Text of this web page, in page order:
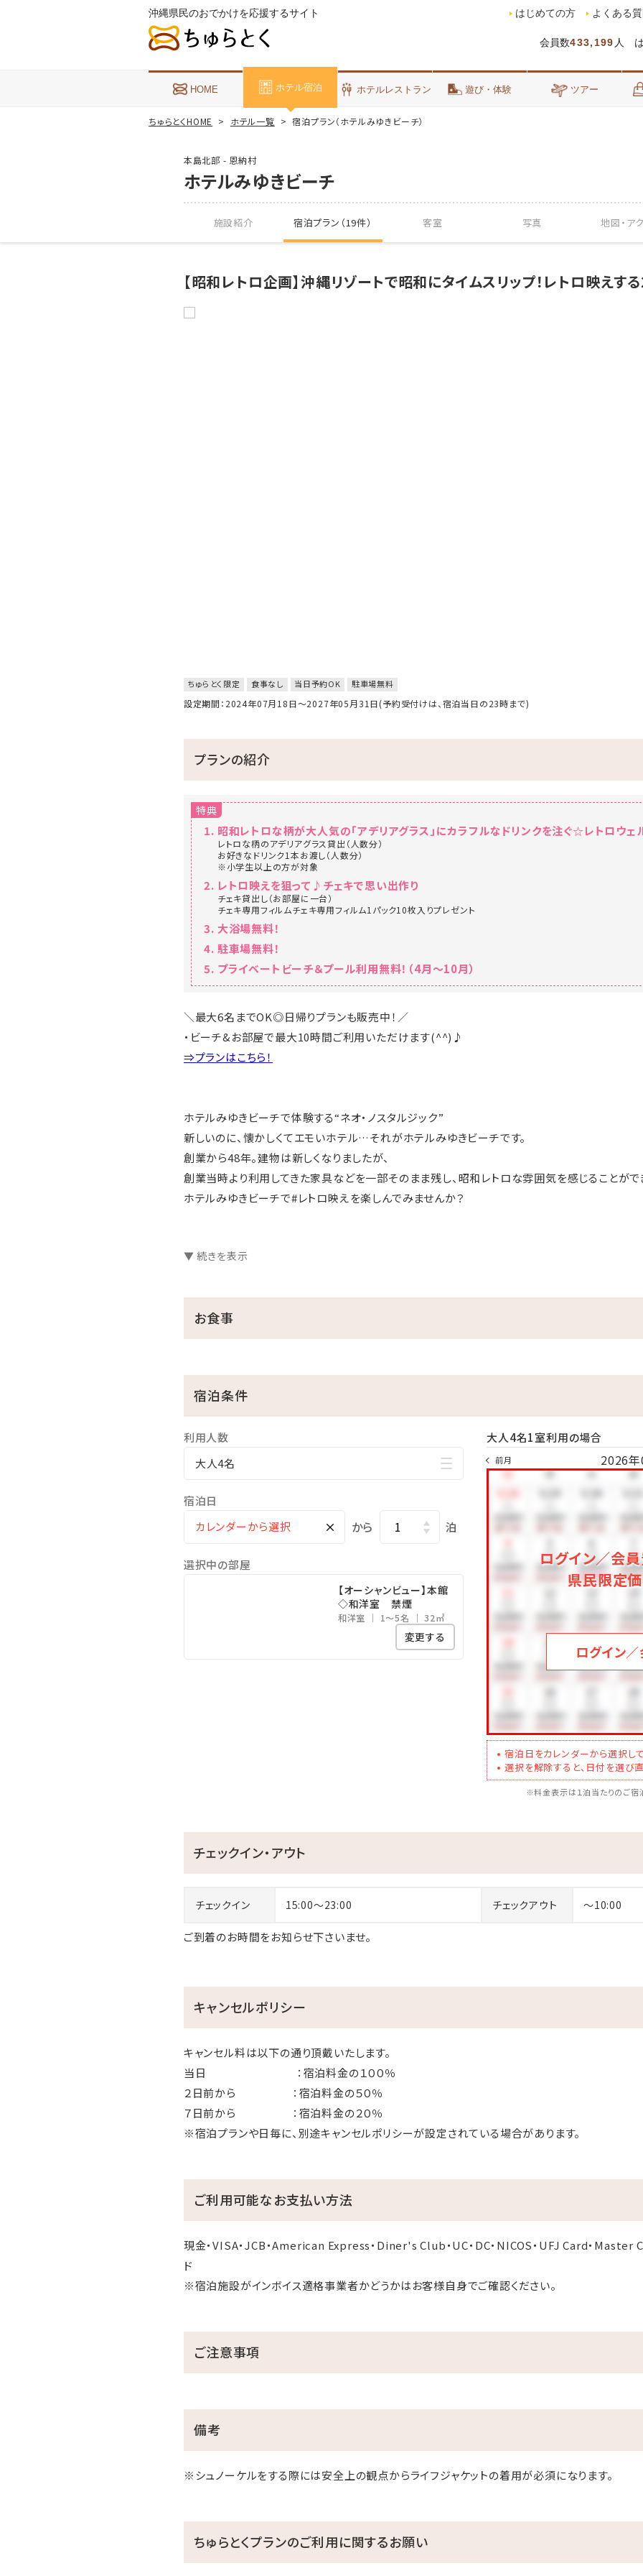
沖縄県民のおでかけを応援するサイト
会員数433,199 人
はじめての方 よくある
HOME ホテル宿泊 ホテルレストラン 遊び・体験 ツアー
ちゅらとくHOME ホテル一覧 宿泊プラン（ホテルみゆきビーチ）
本島北部 - 恩納村
ホテルみゆきビーチ
施設紹介 宿泊プラン（19件） 客室 写真 地図・ ア
【昭和レトロ企画】沖縄リゾートで昭和にタイムスリップ！レトロ映えす
ちゅらとく限定 食事なし 当日予約OK 駐車場無料
設定期間：2024年07月18日～2027年05月31日(予約受付けは、宿泊当日の23時まで)
プランの紹介
特典
昭和レトロな柄が大人気の「アデリアグラス」にカラフルなドリンクを注ぐ☆レトロウェ
レトロな柄のアデリアグラス貸出（人数分）
お好きなドリンク1本お渡し（人数分）
※小学生以上の方が対象
レトロ映えを狙って♪チェキで思い出作り
チェキ貸出し（お部屋に一台）
チェキ専用フィルムチェキ専用フィルム1パック10枚入りプレゼント
大浴場無料！
駐車場無料！
プライベートビーチ＆プール利用無料！（4月～10月）
＼最大6名までOK◎日帰りプランも販売中！／
・ビーチ&お部屋で最大10時間ご利用いただけます(^^)♪
⇒プランはこちら！
ホテルみゆきビーチで体験する“ネオ・ノスタルジック”
新しいのに、懐かしくてエモいホテル…それがホテルみゆきビーチです。
創業から48年。建物は新しくなりましたが、
創業当時より利用してきた家具などを一部そのまま残し、昭和レトロな雰囲気を感じることがで
ホテルみゆきビーチで#レトロ映えを楽しんでみませんか？
①昭和レトロな柄が大人気の「アデリアグラス」にカラフルなドリンクを注ぐ☆レトロウェルカム
レトロな柄のアデリアグラス貸出（人数分）
お好きなドリンク1本お渡し（人数分）
チェキ貸出し（お部屋に一台）
チェキ専用フィルムチェキ専用フィルム1パック10枚入りプレゼント
※アデリアグラス・チェキはお持ち帰りいただけません。貸出のみです。
※特典は小学生以上に限ります。
☆･*:.｡. .｡.:*･☆ﾟ･*:.｡. .｡.:*･☆ﾟ･*:.｡. .｡.:*･☆ﾟ･*:.｡. .｡.:*･☆
□全室オーシャンビュー確約！
□全室和洋室なので小さなお子様連れのファミリーにもおすすめ
□全室バス・トイレ別！広々浴室で快適
沖縄屈指のリゾート地恩納村に泊まるならみゆきビーチへGO!!
▼ 続きを表示
お食事
宿泊条件
利用人数
大人4名
宿泊日
× から 泊
選択中の部屋
【オーシャンビュー】本館
◇和洋室 禁煙
和洋室 1～5名 32㎡
変更する
大人4名1室利用の場合
前月 2026
ログイン／会員
県民限定
ログイン
宿泊日をカレンダーから選択し
選択を解除すると、日付を選び
※料金表示は１泊当たりのご宿
チェックイン・アウト
チェックイン 15:00～23:00 チェックアウト ～10:00
ご到着のお時間をお知らせ下さいませ。
キャンセルポリシー
キャンセル料は以下の通り頂戴いたします。
当日 ：宿泊料金の１００％
２日前から ：宿泊料金の５０％
７日前から ：宿泊料金の２０％
※宿泊プランや日毎に、別途キャンセルポリシーが設定されている場合があります。
ご利用可能なお支払い方法
現金・VISA・JCB・American Express・Diner's Club・UC・DC・NICOS・UFJ Card・Master
ド
※宿泊施設がインボイス適格事業者かどうかはお客様自身でご確認ください。
ご注意事項
備考
※シュノーケルをする際には安全上の観点からライフジャケットの着用が必須になります。
ちゅらとくプランのご利用に関するお願い